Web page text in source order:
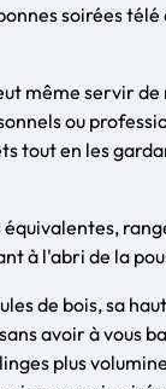
soirées
même servir de
ou
tout en les
équivalentes,
à l'abri de la
de bois, sa
avoir à vous
plus